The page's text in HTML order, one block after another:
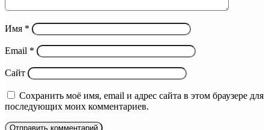
Имя *
Email *
Сайт
Сохранить моё имя, email и адрес сайта в этом браузере для
последующих моих комментариев.